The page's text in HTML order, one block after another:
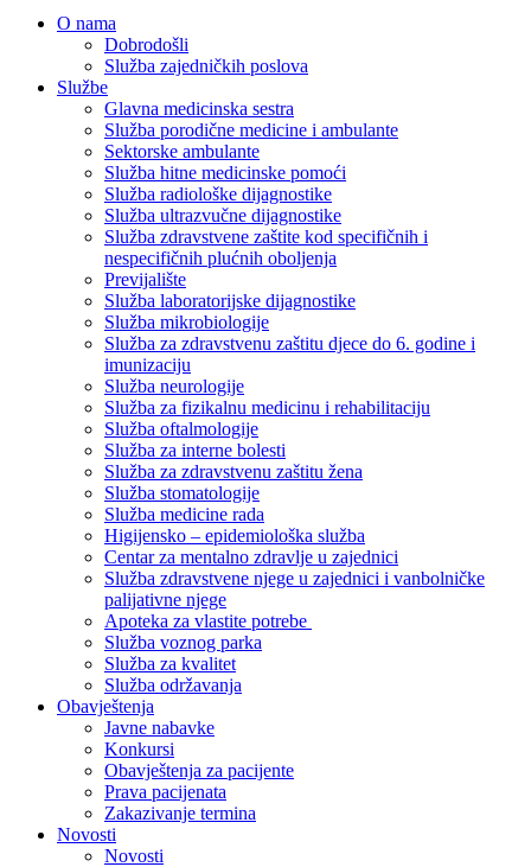
O nama
Dobrodošli
Služba zajedničkih poslova
Službe
Glavna medicinska sestra
Služba porodične medicine i ambulante
Sektorske ambulante
Služba hitne medicinske pomoći
Služba radiološke dijagnostike
Služba ultrazvučne dijagnostike
Služba zdravstvene zaštite kod specifičnih i
nespecifičnih plućnih oboljenja
Previjalište
Služba laboratorijske dijagnostike
Služba mikrobiologije
Služba za zdravstvenu zaštitu djece do 6. godine i
imunizaciju
Služba neurologije
Služba za fizikalnu medicinu i rehabilitaciju
Služba oftalmologije
Služba za interne bolesti
Služba za zdravstvenu zaštitu žena
Služba stomatologije
Služba medicine rada
Higijensko – epidemiološka služba
Centar za mentalno zdravlje u zajednici
Služba zdravstvene njege u zajednici i vanbolničke
palijativne njege
Apoteka za vlastite potrebe
Služba voznog parka
Služba za kvalitet
Služba održavanja
Obavještenja
Javne nabavke
Konkursi
Obavještenja za pacijente
Prava pacijenata
Zakazivanje termina
Novosti
Novosti